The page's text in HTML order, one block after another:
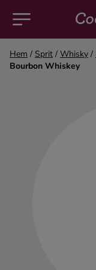
COCKTAILS &
Hem / Sprit / Whisky /
Bourbon Whiskey